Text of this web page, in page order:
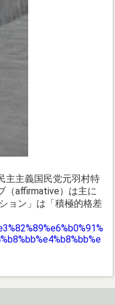
主主義国民党元羽村特
（affirmative）は主に
ョン」は「積極的格差